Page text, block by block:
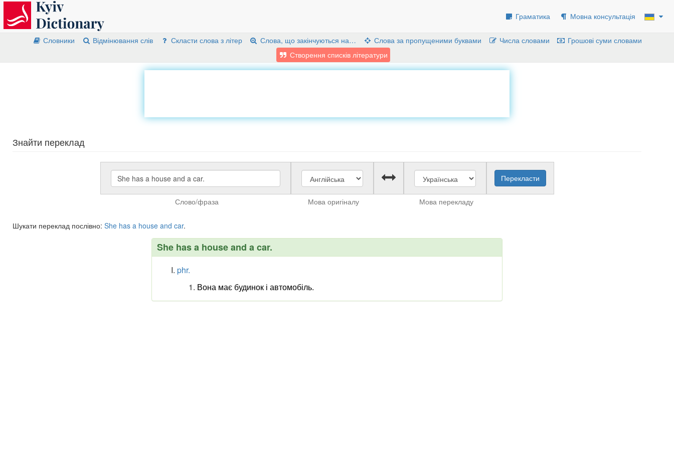
Граматика Мовна консультація
Словники Відмінювання слів Скласти слова з літер Слова, що закінчуються на… Слова за пропущеними буквами Числа словами
Грошові суми словами
Створення списків літератури
Знайти переклад
Слово/фраза Мова оригіналу Мова перекладу
Шукати переклад послівно: She has a house and car.
She has a house and a car.
phr.
Вона має будинок і автомобіль.